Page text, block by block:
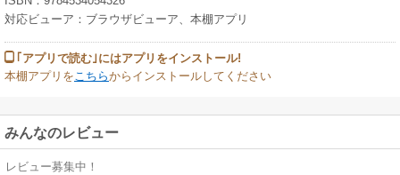
冊です。
対応ビューア：ブラウザビューア、本棚アプリ
｢アプリで読む｣にはアプリをインストール!
本棚アプリを こちらからインストールしてください
みんなのレビュー
レビュー募集中！